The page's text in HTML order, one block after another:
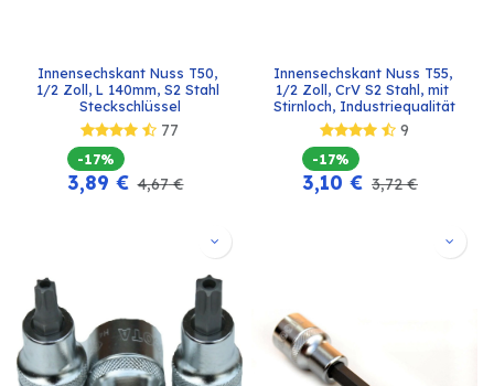
Innensechskant Nuss T50,
1/2 Zoll, L 140mm, S2 Stahl
Steckschlüssel
77
-17%
3,89 € 4,67€
Innensechskant Nuss T55,
1/2 Zoll, CrV S2 Stahl, mit
Stirnloch, Industriequalität
9
-17%
3,10 € 3,72€